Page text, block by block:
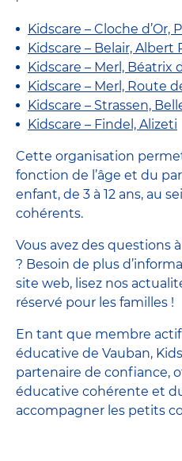
Kidscare – Cloche d’Or,
Kidscare – Belair, Albert
Kidscare – Merl, Béatrix
Kidscare – Merl, Route
Kidscare – Strassen,
Kidscare – Findel, Alizeti
Cette organisation
fonction de l’âge et du
enfant, de 3 à 12 ans, au
cohérents.
Vous avez des questions
? Besoin de plus
site web, lisez nos
réservé pour les familles !
En tant que membre
éducative de Vauban,
partenaire de confiance,
éducative cohérente et
accompagner les petits